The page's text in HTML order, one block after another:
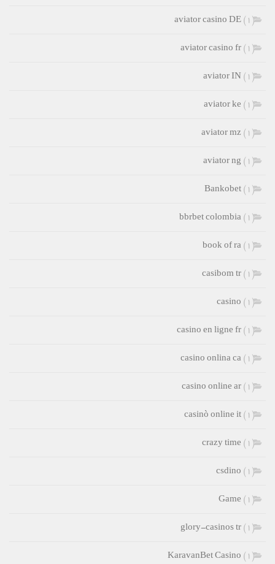
aviator casino DE(1)
aviator casino fr(1)
aviator IN(1)
aviator ke (1)
aviator mz (1)
aviator ng (1)
Bankobet(1)
bbrbet colombia (1)
book of ra (1)
casibom tr(1)
casino (1)
casino en ligne fr(1)
casino onlina ca (1)
casino online ar(1)
casinò online it(1)
crazy time (1)
csdino (1)
Game (1)
glory-casinos tr(1)
KaravanBet Casino (1)